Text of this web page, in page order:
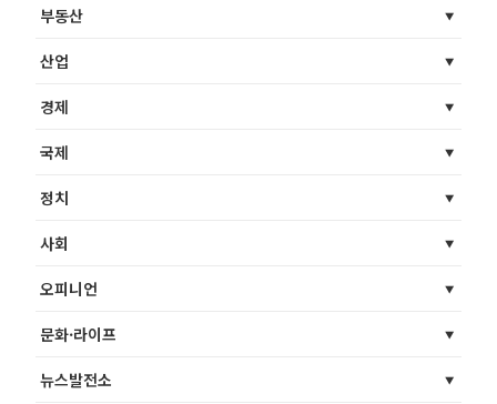
부동산
산업
경제
국제
정치
사회
오피니언
문화·라이프
뉴스발전소